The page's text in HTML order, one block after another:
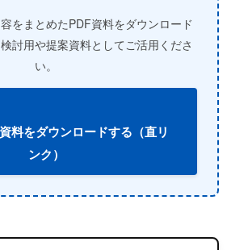
をまとめたPDF資料をダウンロード
討用や提案資料としてご活用くださ
い。
料をダウンロードする（直リ
ンク）